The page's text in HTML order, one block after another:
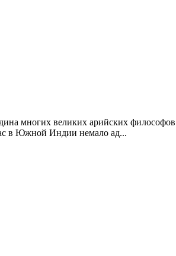
многих великих арийских
в Южной Индии немало ад...